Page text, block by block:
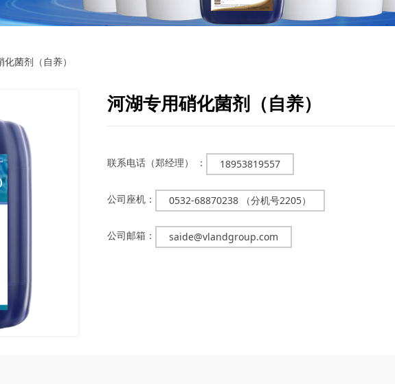
剂（自养）
菌剂（自养）
河湖专用硝化菌剂（自养）
联系电话（郑经理） ： 18953819557
公司座机： 0532-68870238 （分机号2205）
公司邮箱： saide@vlandgroup.com